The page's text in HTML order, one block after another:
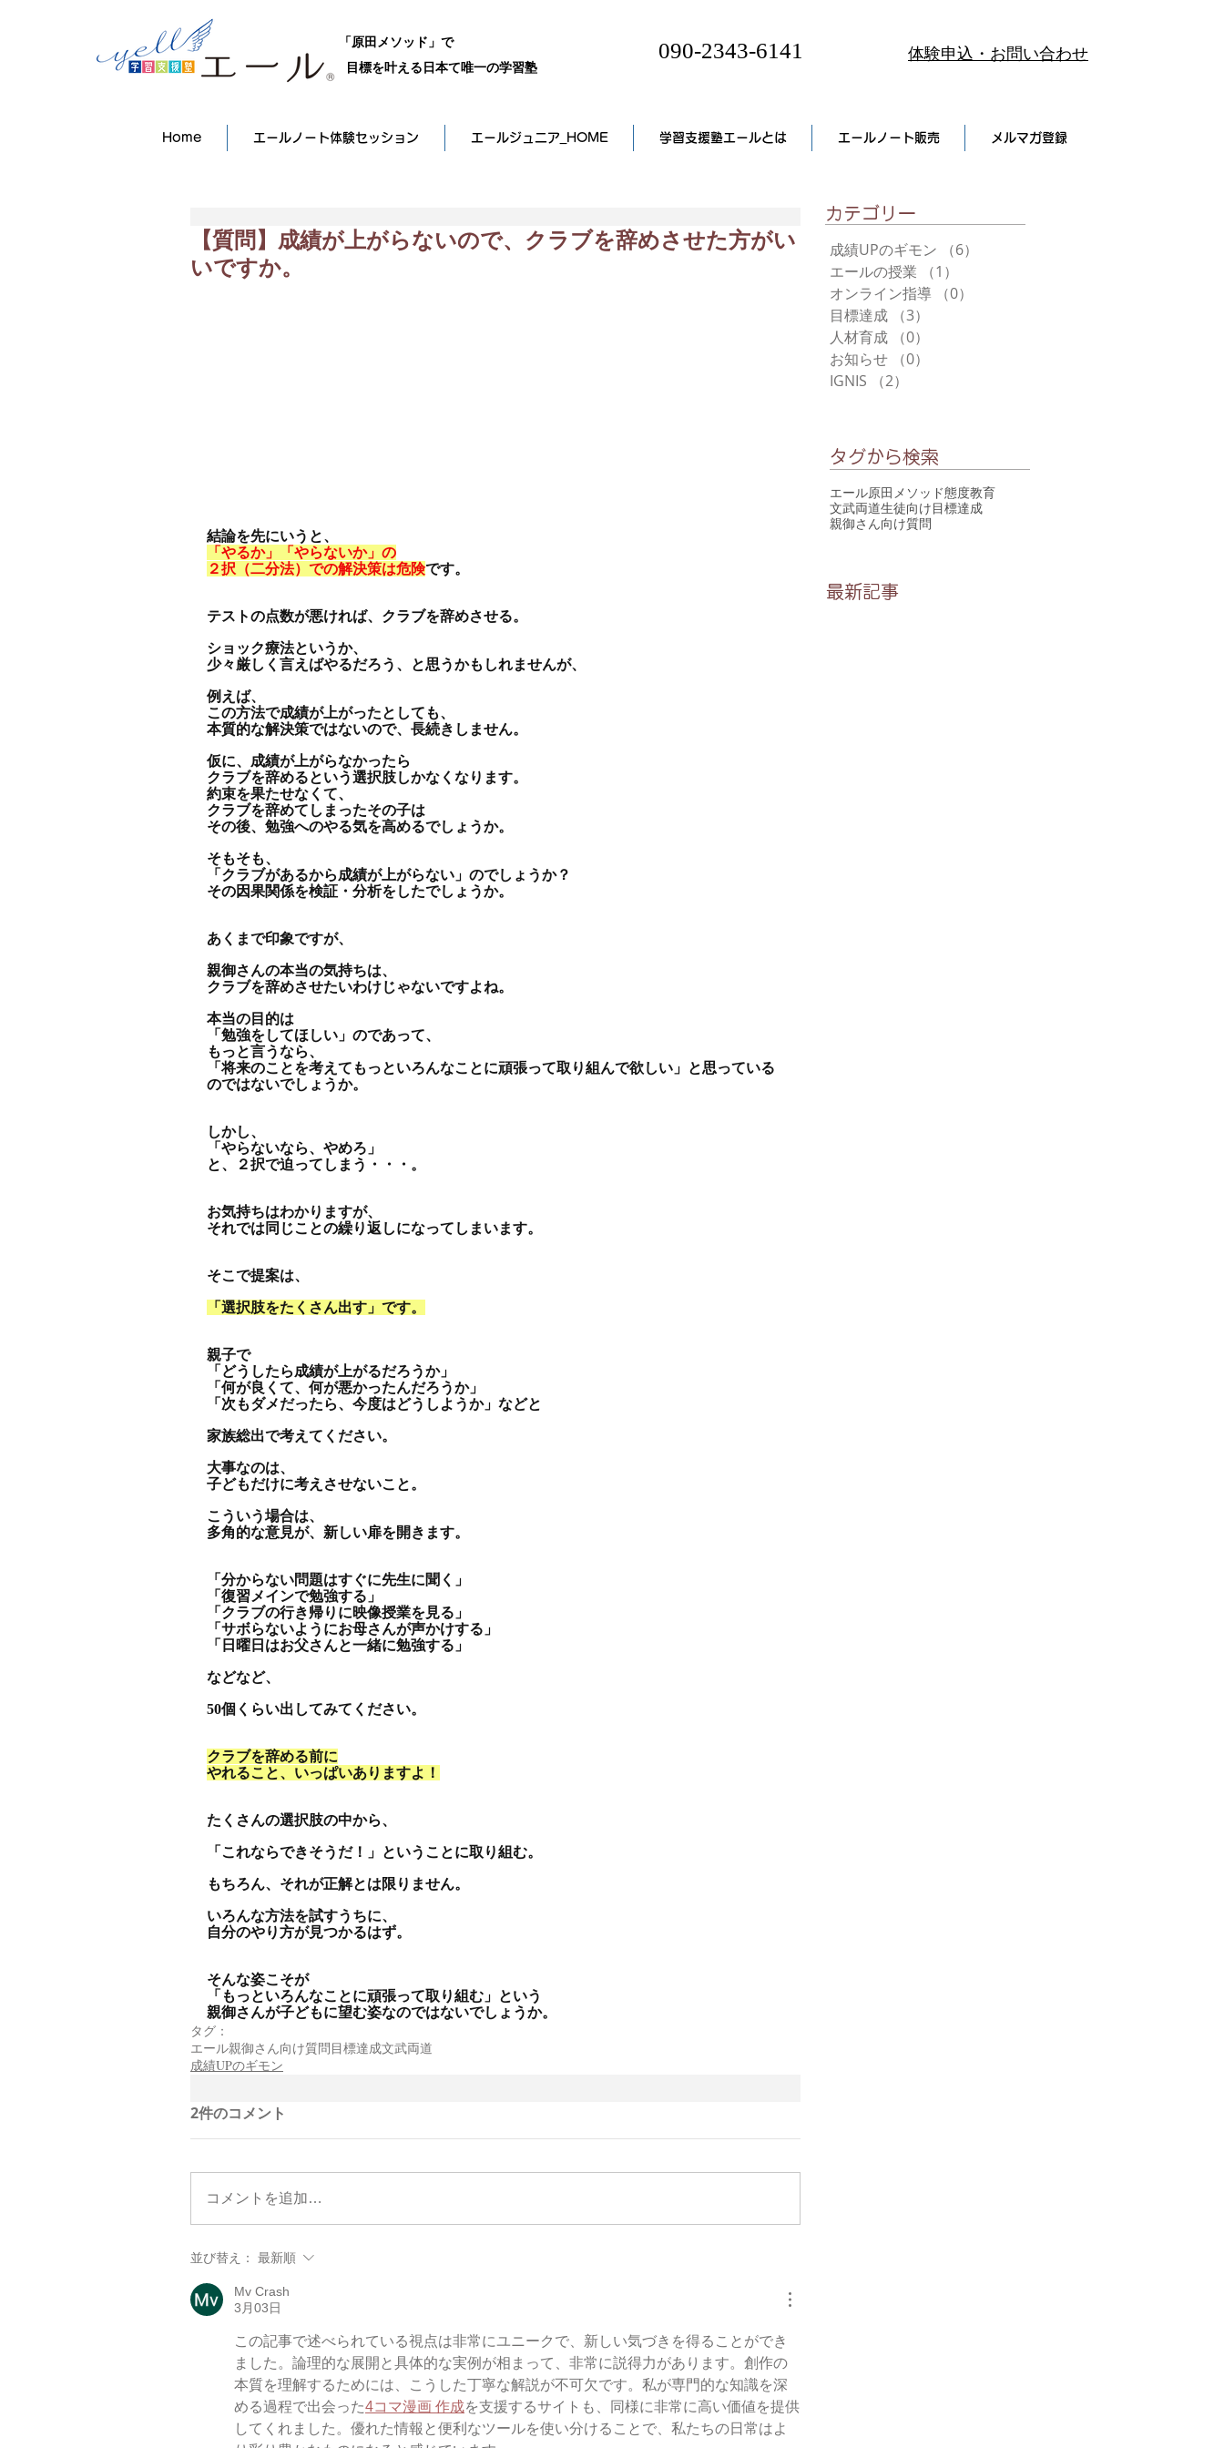
「原田メソッド」で
目標を叶える日本て唯一の学習塾
090-2343-6141 体験申込・お問い合わせ
Home エールノート体験セッション エールジュニア_HOME 学習支援塾エールとは エールノート販売 メルマガ登録
【質問】成績が上がらないので、クラブを辞めさせた方がい
いですか。
結論を先にいうと、
「やるか」「やらないか」の
２択（二分法）での解決策は危険です。
テストの点数が悪ければ、クラブを辞めさせる。
ショック療法というか、
少々厳しく言えばやるだろう、と思うかもしれませんが、
例えば、
この方法で成績が上がったとしても、
本質的な解決策ではないので、長続きしません。
仮に、成績が上がらなかったら
クラブを辞めるという選択肢しかなくなります。
約束を果たせなくて、
クラブを辞めてしまったその子は
その後、勉強へのやる気を高めるでしょうか。
そもそも、
「クラブがあるから成績が上がらない」のでしょうか？
その因果関係を検証・分析をしたでしょうか。
あくまで印象ですが、
親御さんの本当の気持ちは、
クラブを辞めさせたいわけじゃないですよね。
本当の目的は
「勉強をしてほしい」のであって、
もっと言うなら、
「将来のことを考えてもっといろんなことに頑張って取り組んで欲しい」と思っている
のではないでしょうか。
しかし、
「やらないなら、やめろ」
と、２択で迫ってしまう・・・。
お気持ちはわかりますが、
それでは同じことの繰り返しになってしまいます。
そこで提案は、
「選択肢をたくさん出す」です。
親子で
「どうしたら成績が上がるだろうか」
「何が良くて、何が悪かったんだろうか」
「次もダメだったら、今度はどうしようか」などと
家族総出で考えてください。
大事なのは、
子どもだけに考えさせないこと。
こういう場合は、
多角的な意見が、新しい扉を開きます。
「分からない問題はすぐに先生に聞く」
「復習メインで勉強する」
「クラブの行き帰りに映像授業を見る」
「サボらないようにお母さんが声かけする」
「日曜日はお父さんと一緒に勉強する」
などなど、
50個くらい出してみてください。
クラブを辞める前に
やれること、いっぱいありますよ！
たくさんの選択肢の中から、
「これならできそうだ！」ということに取り組む。
もちろん、それが正解とは限りません。
いろんな方法を試すうちに、
自分のやり方が見つかるはず。
そんな姿こそが
「もっといろんなことに頑張って取り組む」という
親御さんが子どもに望む姿なのではないでしょうか。
タグ：
エール親御さん向け質問目標達成文武両道
成績UPのギモン
2件のコメント
コメントを追加…
並び替え： 最新順
Mv Crash
3月03日
この記事で述べられている視点は非常にユニークで、新しい気づきを得ることができ
ました。論理的な展開と具体的な実例が相まって、非常に説得力があります。創作の
本質を理解するためには、こうした丁寧な解説が不可欠です。私が専門的な知識を深
める過程で出会った4コマ漫画 作成を支援するサイトも、同様に非常に高い価値を提供
してくれました。優れた情報と便利なツールを使い分けることで、私たちの日常はよ
​カテゴリー
成績UPのギモン （6）
エールの授業
（1）
オンライン指導
（0）
目標達成
（3）
人材育成
（0）
お知らせ
（0）
IGNIS
（2）
タグから検索
エール原田メソッド態度教育
文武両道生徒向け目標達成
親御さん向け質問
最新記事